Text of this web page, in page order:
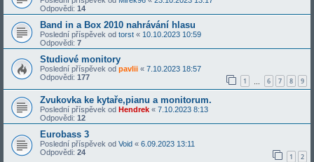
Odpovědi: 14
Band in a Box 2010 nahrávání hlasu
Poslední příspěvek od torst « 10.10.2023 10:59
Odpovědi: 7
Studiové monitory
Poslední příspěvek od pavlii « 7.10.2023 18:57
Odpovědi: 177 1 6 7 8 9
Zvukovka ke kytaře,pianu a monitorum.
Poslední příspěvek od Hendrek « 7.10.2023 8:13
Odpovědi: 12
Eurobass 3
Poslední příspěvek od Void « 6.09.2023 13:11
Odpovědi: 24 1 2